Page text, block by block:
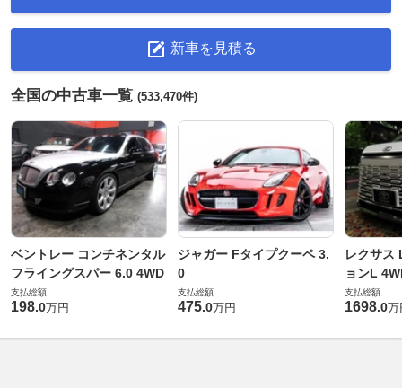
新車を見積る
全国の中古車一覧 (533,470件)
ベントレー コンチネンタル
フライングスパー 6.0 4WD
支払総額
198.0万円
ジャガー Fタイプクーペ 3.
0
支払総額
475.0万円
レクサス
ョンL
支払総額
1698.0万